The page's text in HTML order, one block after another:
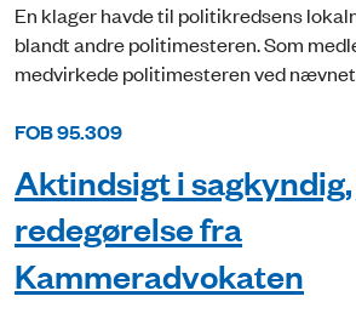
En klager havde til politikredsens
blandt andre politimesteren. Som
medvirkede politimesteren ved
FOB 95.309
Aktindsigt i
redegørelse fra
Kammeradvokaten